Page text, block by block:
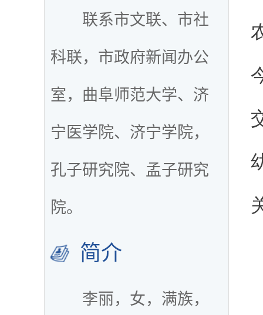
联系市文联、市社
科联，市政府新闻办公
室，曲阜师范大学、济
宁医学院、济宁学院，
孔子研究院、孟子研究
院。
简介
李丽，女，满族，